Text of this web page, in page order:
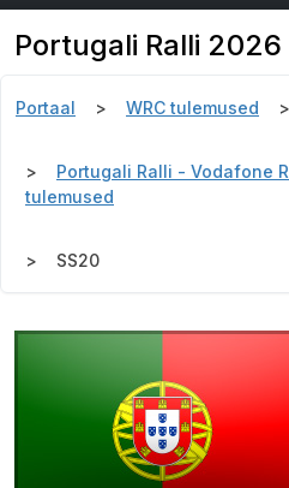
Portugali Ralli
Portaal WRC tulemused
Portugali Ralli - Vodafone
tulemused
SS20